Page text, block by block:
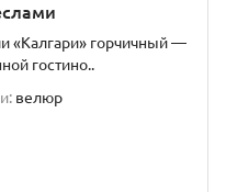
«Калгари» горчичный —
гостино..
велюр